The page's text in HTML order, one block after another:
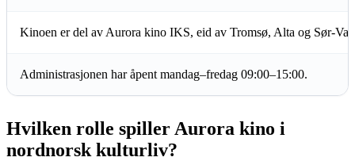
Kinoen er del av Aurora kino IKS, eid av Tromsø, Alta og Sør-
Administrasjonen har åpent mandag–fredag 09:00–15:00.
Hvilken rolle spiller Aurora kino i
nordnorsk kulturliv?